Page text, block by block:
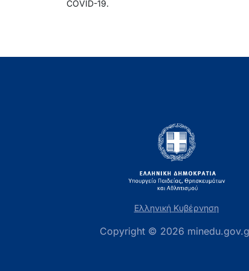
COVID-19.
Ελληνική Κυβέρνηση
Copyright © 2026